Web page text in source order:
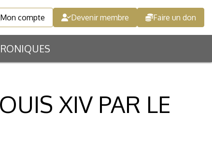
Mon compte Devenir membre Faire un don
XIV PAR LE